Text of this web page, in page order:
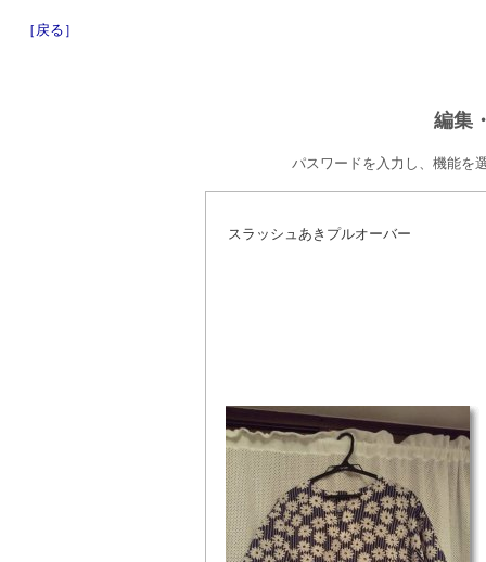
［戻る］
編集
パスワードを入力し、機能を
スラッシュあきプルオーバー